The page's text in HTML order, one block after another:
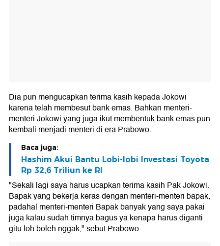
Dia pun mengucapkan terima kasih kepada Jokowi
karena telah membesut bank emas. Bahkan menteri-
menteri Jokowi yang juga ikut membentuk bank emas pun
kembali menjadi menteri di era Prabowo.
Baca juga:
Hashim Akui Bantu Lobi-lobi Investasi Toyota
Rp 32,6 Triliun ke RI
"Sekali lagi saya harus ucapkan terima kasih Pak Jokowi.
Bapak yang bekerja keras dengan menteri-menteri bapak,
padahal menteri-menteri Bapak banyak yang saya pakai
juga kalau sudah timnya bagus ya kenapa harus diganti
gitu loh boleh nggak," sebut Prabowo.